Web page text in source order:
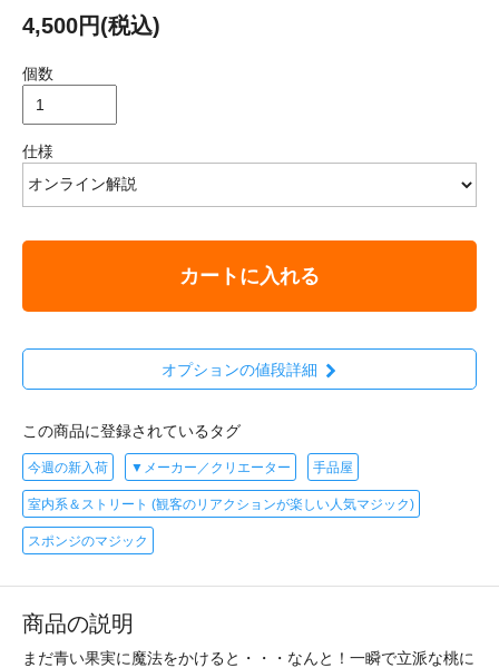
4,500円(税込)
個数
仕様
カートに入れる
オプションの値段詳細
この商品に登録されているタグ
今週の新入荷 ▼メーカー／クリエーター 手品屋
室内系＆ストリート (観客のリアクションが楽しい人気マジック)
スポンジのマジック
商品の説明
まだ青い果実に魔法をかけると・・・なんと！一瞬で立派な桃に